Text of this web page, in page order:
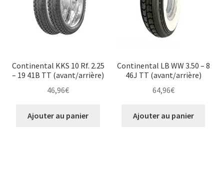
Continental KKS 10 Rf. 2.25
– 19 41B TT (avant/arrière)
46,96€
Ajouter au panier
Continental LB WW 3.50 – 8
46J TT (avant/arrière)
64,96€
Ajouter au panier